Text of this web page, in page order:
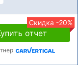
Скидка -20%
отчет